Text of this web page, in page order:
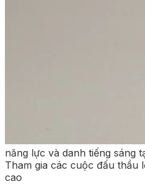
năng lực và danh tiếng sáng
Tham gia các cuộc đấu thầu
cao